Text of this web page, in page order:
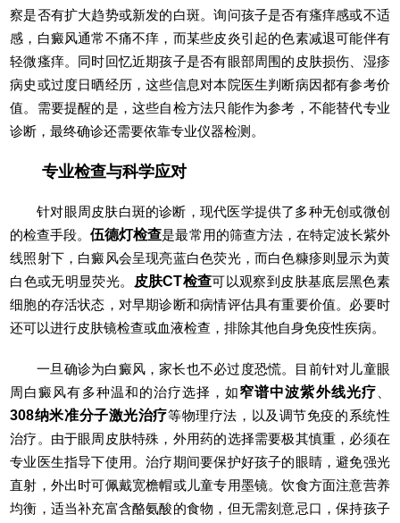
察是否有扩大趋势或新发的白斑。询问孩子是否有瘙痒感或不适
感，白癜风通常不痛不痒，而某些皮炎引起的色素减退可能伴有
轻微瘙痒。同时回忆近期孩子是否有眼部周围的皮肤损伤、湿疹
病史或过度日晒经历，这些信息对本院医生判断病因都有参考价
值。需要提醒的是，这些自检方法只能作为参考，不能替代专业
诊断，最终确诊还需要依靠专业仪器检测。
专业检查与科学应对
针对眼周皮肤白斑的诊断，现代医学提供了多种无创或微创
的检查手段。伍德灯检查是最常用的筛查方法，在特定波长紫外
线照射下，白癜风会呈现亮蓝白色荧光，而白色糠疹则显示为黄
白色或无明显荧光。
皮肤CT检查可以观察到皮肤基底层黑色素
细胞的存活状态，对早期诊断和病情评估具有重要价值。必要时
还可以进行皮肤镜检查或血液检查，排除其他自身免疫性疾病。
一旦确诊为白癜风，家长也不必过度恐慌。目前针对儿童眼
周白癜风有多种温和的治疗选择，如窄谱中波紫外线光疗
308纳米准分子激光治疗等物理疗法，以及调节免疫的系统性
治疗。由于眼周皮肤特殊，外用药的选择需要极其慎重，必须在
专业医生指导下使用。治疗期间要保护好孩子的眼睛，避免强光
直射，外出时可佩戴宽檐帽或儿童专用墨镜。饮食方面注意营养
均衡，适当补充富含酪氨酸的食物，但无需刻意忌口，保持孩子